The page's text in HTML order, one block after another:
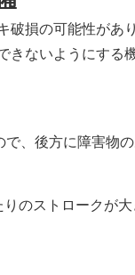
破損の可能性が
きないようにす
、後方に障害物
のストロークが